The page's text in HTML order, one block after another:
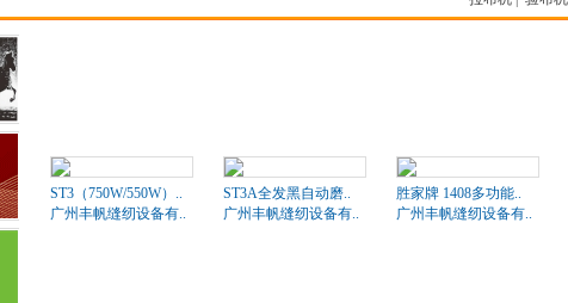
ST3（750W/550W）..
广州丰帆缝纫设备有..
ST3A全发黑自动磨..
广州丰帆缝纫设备有..
胜家牌 1408多功能..
广州丰帆缝纫设备有..